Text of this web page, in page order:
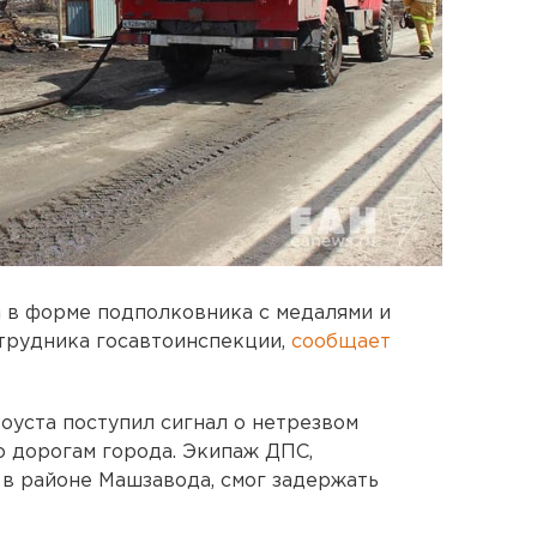
в форме подполковника с медалями и
госавтоинспекции, сообщает
поступил сигнал о нетрезвом
дорогам города. Экипаж ДПС,
районе Машзавода, смог задержать